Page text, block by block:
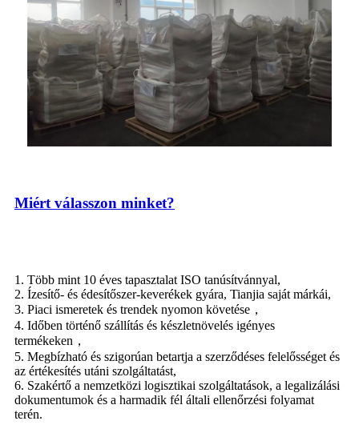
Miért válasszon minket?
1. Több mint 10 éves tapasztalat ISO tanúsítvánnyal,
2. Ízesítő- és édesítőszer-keverékek gyára, Tianjia saját márkái,
3. Piaci ismeretek és trendek nyomon követése，
4. Időben történő szállítás és készletnövelés igényes
termékeken，
5. Megbízható és szigorúan betartja a szerződéses felelősséget és
az értékesítés utáni szolgáltatást,
6. Szakértő a nemzetközi logisztikai szolgáltatások, a legalizálási
dokumentumok és a harmadik fél általi ellenőrzési folyamat
terén.